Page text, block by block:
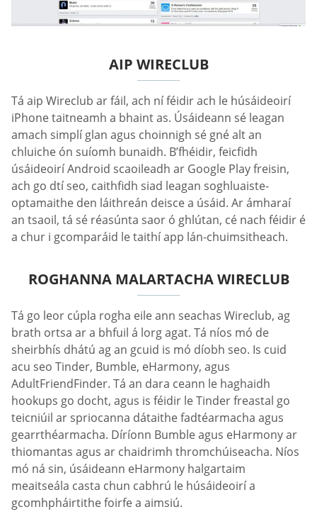
AIP WIRECLUB
Tá aip Wireclub ar fáil, ach ní féidir ach le húsáideoirí
iPhone taitneamh a bhaint as. Úsáideann sé leagan
amach simplí glan agus choinnigh sé gné alt an
chluiche ón suíomh bunaidh. B’fhéidir, feicfidh
úsáideoirí Android scaoileadh ar Google Play freisin,
ach go dtí seo, caithfidh siad leagan soghluaiste-
optamaithe den láithreán deisce a úsáid. Ar ámharaí
an tsaoil, tá sé réasúnta saor ó ghlútan, cé nach féidir é
a chur i gcomparáid le taithí app lán-chuimsitheach.
ROGHANNA MALARTACHA WIRECLUB
Tá go leor cúpla rogha eile ann seachas Wireclub, ag
brath ortsa ar a bhfuil á lorg agat. Tá níos mó de
sheirbhís dhátú ag an gcuid is mó díobh seo. Is cuid
acu seo Tinder, Bumble, eHarmony, agus
AdultFriendFinder. Tá an dara ceann le haghaidh
hookups go docht, agus is féidir le Tinder freastal go
teicniúil ar spriocanna dátaithe fadtéarmacha agus
gearrthéarmacha. Díríonn Bumble agus eHarmony ar
thiomantas agus ar chaidrimh thromchúiseacha. Níos
mó ná sin, úsáideann eHarmony halgartaim
meaitseála casta chun cabhrú le húsáideoirí a
gcomhpháirtithe foirfe a aimsiú.